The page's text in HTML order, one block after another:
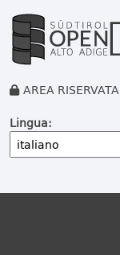
AREA RISERVATA
Lingua